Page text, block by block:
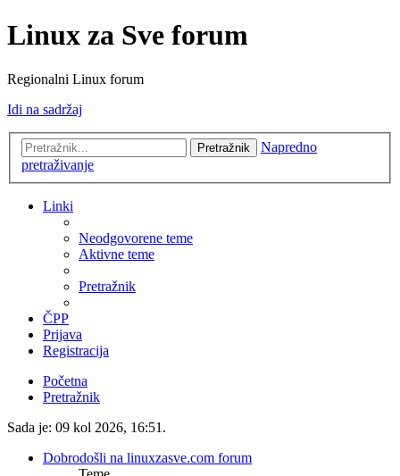
Linux za Sve forum
Regionalni Linux forum
Idi na sadržaj
Pretražnik
Napredno
pretraživanje
Linki
Neodgovorene teme
Aktivne teme
Pretražnik
ČPP
Prijava
Registracija
Početna
Pretražnik
Sada je: 09 kol 2026, 16:51.
Dobrodošli na linuxzasve.com forum